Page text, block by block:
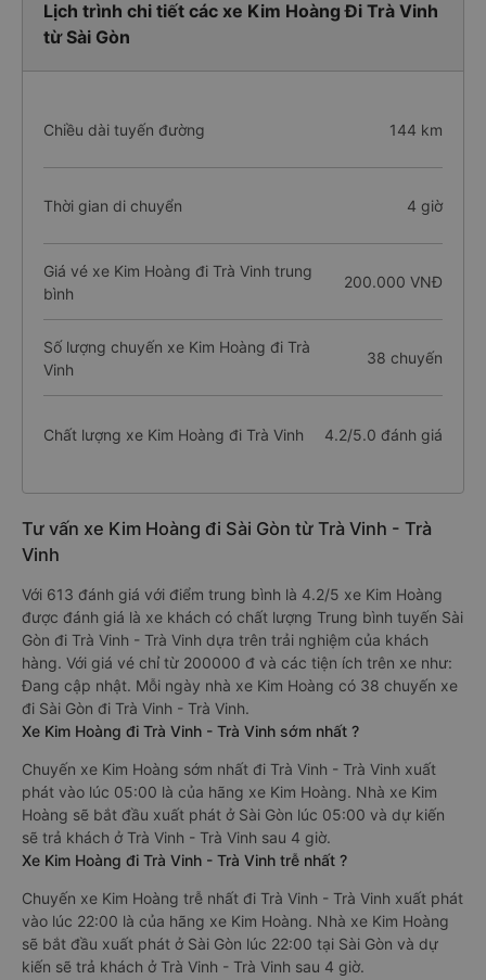
Lịch trình chi tiết các xe Kim Hoàng Đi Trà Vinh
từ Sài Gòn
Chiều dài tuyến đường 144 km
Thời gian di chuyển 4 giờ
Giá vé xe Kim Hoàng đi Trà Vinh trung
bình
200.000 VNĐ
Số lượng chuyến xe Kim Hoàng đi Trà
Vinh
38 chuyến
Chất lượng xe Kim Hoàng đi Trà Vinh 4.2/5.0 đánh giá
Tư vấn xe Kim Hoàng đi Sài Gòn từ Trà Vinh - Trà
Vinh
Với 613 đánh giá với điểm trung bình là 4.2/5 xe Kim Hoàng
được đánh giá là xe khách có chất lượng Trung bình tuyến Sài
Gòn đi Trà Vinh - Trà Vinh dựa trên trải nghiệm của khách
hàng. Với giá vé chỉ từ 200000 đ và các tiện ích trên xe như:
Đang cập nhật. Mỗi ngày nhà xe Kim Hoàng có 38 chuyến xe
đi Sài Gòn đi Trà Vinh - Trà Vinh.
Xe Kim Hoàng đi Trà Vinh - Trà Vinh sớm nhất ?
Chuyến xe Kim Hoàng sớm nhất đi Trà Vinh - Trà Vinh xuất
phát vào lúc 05:00 là của hãng xe Kim Hoàng. Nhà xe Kim
Hoàng sẽ bắt đầu xuất phát ở Sài Gòn lúc 05:00 và dự kiến
sẽ trả khách ở Trà Vinh - Trà Vinh sau 4 giờ.
Xe Kim Hoàng đi Trà Vinh - Trà Vinh trễ nhất ?
Chuyến xe Kim Hoàng trễ nhất đi Trà Vinh - Trà Vinh xuất phát
vào lúc 22:00 là của hãng xe Kim Hoàng. Nhà xe Kim Hoàng
sẽ bắt đầu xuất phát ở Sài Gòn lúc 22:00 tại Sài Gòn và dự
kiến sẽ trả khách ở Trà Vinh - Trà Vinh sau 4 giờ.